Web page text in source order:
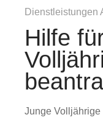
Dienstleistungen
Hilfe
Junge Volljährige